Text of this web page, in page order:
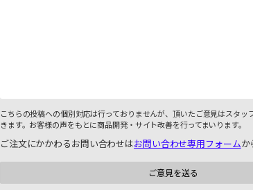
こちらの投稿への個別対応は行っておりませんが、頂いたご意見はスタッ
きます。お客様の声をもとに商品開発・サイト改善を行ってまいります。
ご注文にかかわるお問い合わせはお問い合わせ専用フォームか